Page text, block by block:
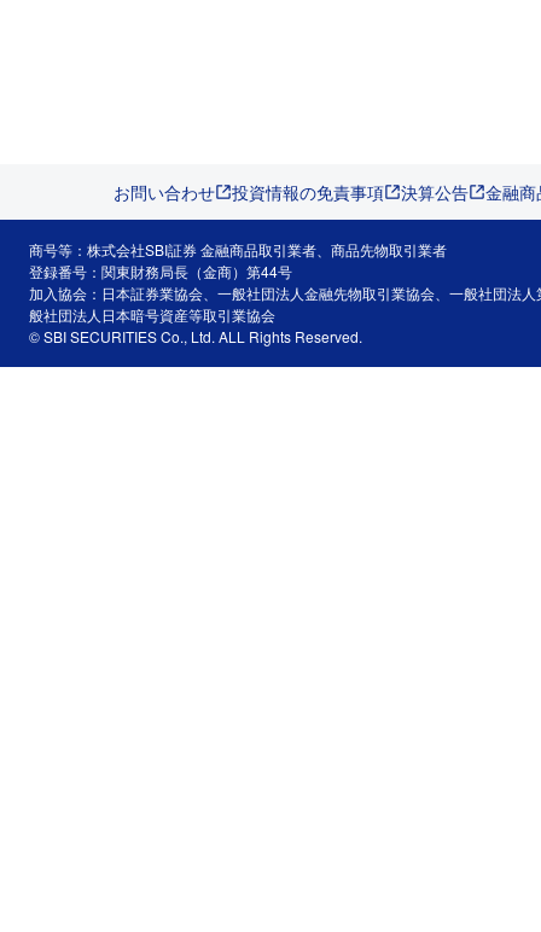
お問い合わせ 投資情報の免責事項 決算公告 金融
商号等：株式会社SBI証券 金融商品取引業者、商品先物取引業者
登録番号：関東財務局長（金商）第44号
加入協会：日本証券業協会、一般社団法人金融先物取引業協会、一般社団法
般社団法人日本暗号資産等取引業協会
© SBI SECURITIES Co., Ltd. ALL Rights Reserved.